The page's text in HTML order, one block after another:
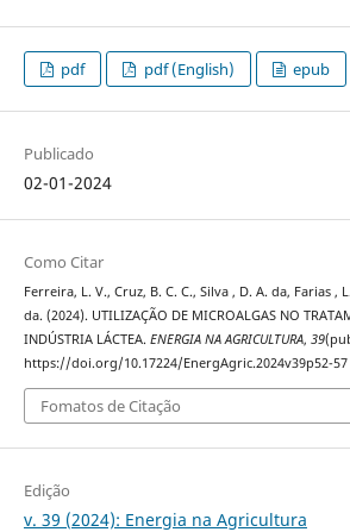
pdf pdf (English) epub
Publicado
02-01-2024
Como Citar
Ferreira, L. V., Cruz, B. C. C., Silva , D. A. da, Farias ,
da. (2024). UTILIZAÇÃO DE MICROALGAS NO
INDÚSTRIA LÁCTEA. ENERGIA NA AGRICULTURA, 39
https://doi.org/10.17224/EnergAgric.2024v39p52-57
Fomatos de Citação
Edição
v. 39 (2024): Energia na Agricultura